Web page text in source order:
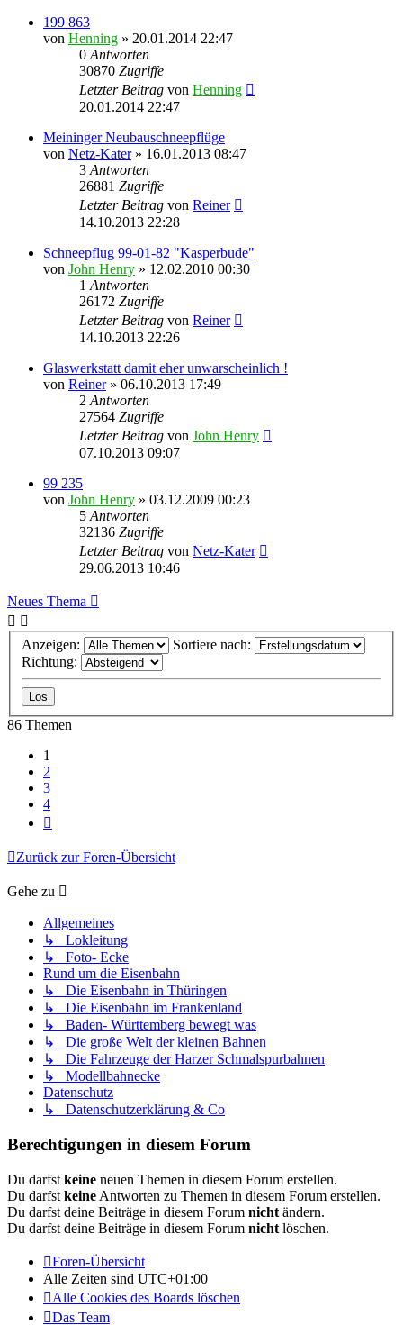
199 863
von Henning » 20.01.2014 22:47
0 Antworten
30870 Zugriffe
Letzter Beitrag von Henning
20.01.2014 22:47
Meininger Neubauschneepflüge
von Netz-Kater» 16.01.2013 08:47
3 Antworten
26881 Zugriffe
Letzter Beitrag von Reiner
14.10.2013 22:28
Schneepflug 99-01-82 "Kasperbude"
von John Henry » 12.02.2010 00:30
1 Antworten
26172 Zugriffe
Letzter Beitrag von Reiner
14.10.2013 22:26
Glaswerkstatt damit eher unwarscheinlich !
von Reiner» 06.10.2013 17:49
2 Antworten
27564 Zugriffe
Letzter Beitrag von John Henry
07.10.2013 09:07
99 235
von John Henry » 03.12.2009 00:23
5 Antworten
32136 Zugriffe
Letzter Beitrag von Netz-Kater
29.06.2013 10:46
Neues Thema
Anzeigen:
Sortiere nach:
Richtung:
86 Themen
1
2
3
4
Zurück zur Foren-Übersicht
Gehe zu
Allgemeines
↳ Lokleitung
↳ Foto- Ecke
Rund um die Eisenbahn
↳ Die Eisenbahn in Thüringen
↳ Die Eisenbahn im Frankenland
↳ Baden- Württemberg bewegt was
↳ Die große Welt der kleinen Bahnen
↳ Die Fahrzeuge der Harzer Schmalspurbahnen
↳ Modellbahnecke
Datenschutz
↳ Datenschutzerklärung & Co
Berechtigungen in diesem Forum
Du darfst keine neuen Themen in diesem Forum erstellen.
Du darfst keine Antworten zu Themen in diesem Forum erstellen.
Du darfst deine Beiträge in diesem Forum nicht ändern.
Du darfst deine Beiträge in diesem Forum nicht löschen.
Foren-Übersicht
Alle Zeiten sind UTC+01:00
Alle Cookies des Boards löschen
Das Team